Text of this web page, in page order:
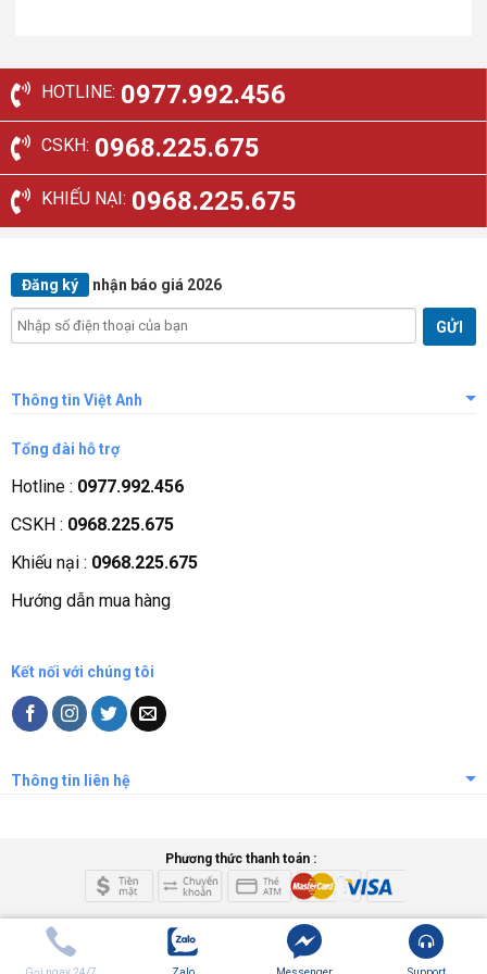
HOTLINE: 0977.992.456
CSKH: 0968.225.675
KHIẾU NẠI: 0968.225.675
Đăng ký nhận báo giá 2026
Thông tin Việt Anh
Giới thiệu công ty
Tầm nhìn sứ mệnh
Quá trình phát triển
Các chứng nhận
Liên hệ, góp ý
Tổng đài hỗ trợ
Hotline : 0977.992.456
CSKH : 0968.225.675
Khiếu nại : 0968.225.675
Hướng dẫn mua hàng
Kết nối với chúng tôi
Thông tin liên hệ
Phương thức thanh toán :